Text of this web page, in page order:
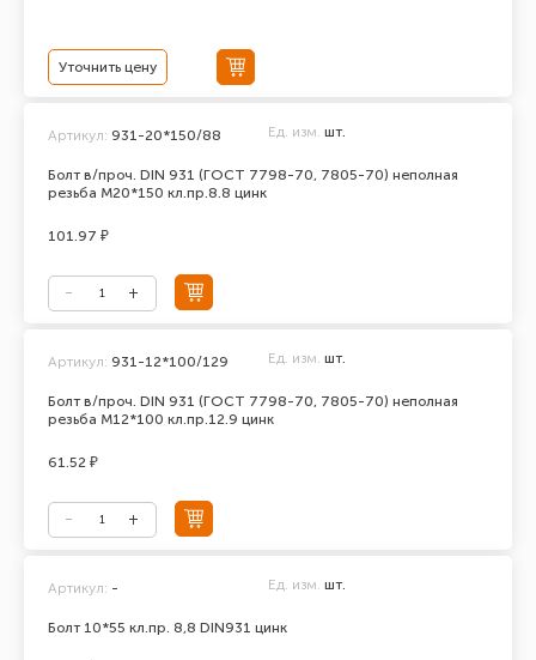
Уточнить цену
Болт в/проч. DIN 931 (ГОСТ 7798-70, 7805-70) неполная
резьба М20*150 кл.пр.8.8 цинк
Артикул: 931-20*150/88 Ед. изм. шт.
101.97 ₽
Болт в/проч. DIN 931 (ГОСТ 7798-70, 7805-70) неполная
резьба М12*100 кл.пр.12.9 цинк
Артикул: 931-12*100/129 Ед. изм. шт.
61.52 ₽
Болт 10*55 кл.пр. 8,8 DIN931 цинк
Артикул: - Ед. изм. шт.